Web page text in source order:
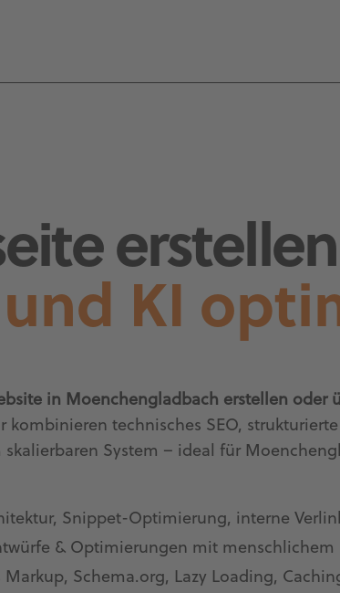
und KI
in Moenchengladbach erstellen oder
technisches SEO,
System – ideal für
Snippet-Optimierung, interne
& Optimierungen mit menschlichem
Markup, Schema.org, Lazy Loading,